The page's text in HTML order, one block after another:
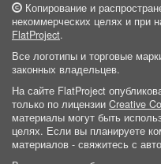
Копирование и
некоммерческих целях и при
FlatProject.
Все логотипы и торговые
законных владельцев.
На сайте FlatProject
только по лицензии Creative
материалы могут быть
целях. Если вы планируете
материалов - свяжитесь с